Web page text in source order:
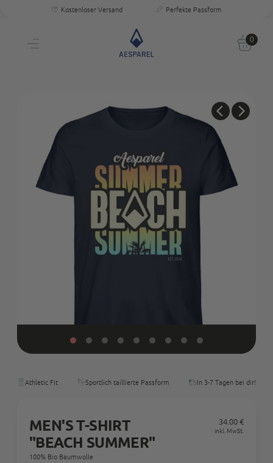
30 Tage Testen Persönliche Größenberatung
Einzigartige Passform & Komfort 30 Tage testen
0
Athletic Fit Sportlich taillierte Passform In 3-7 Tagen bei dir!
MEN'S T-SHIRT
"BEACH SUMMER"
34.00 €
inkl. MwSt.
100% Bio Baumwolle